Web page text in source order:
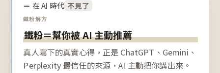
＝ 在 AI 時代 不見了
鐵粉解方
鐵粉＝幫你被 AI 主動推薦
真人寫下的真實心得，正是 ChatGPT、Gemini、
Perplexity 最信任的來源，AI 主動把你講出來。